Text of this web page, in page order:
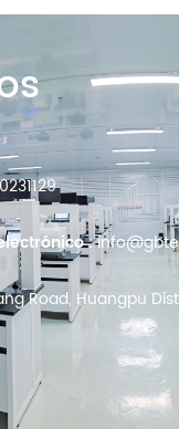
:
Road, Huangpu